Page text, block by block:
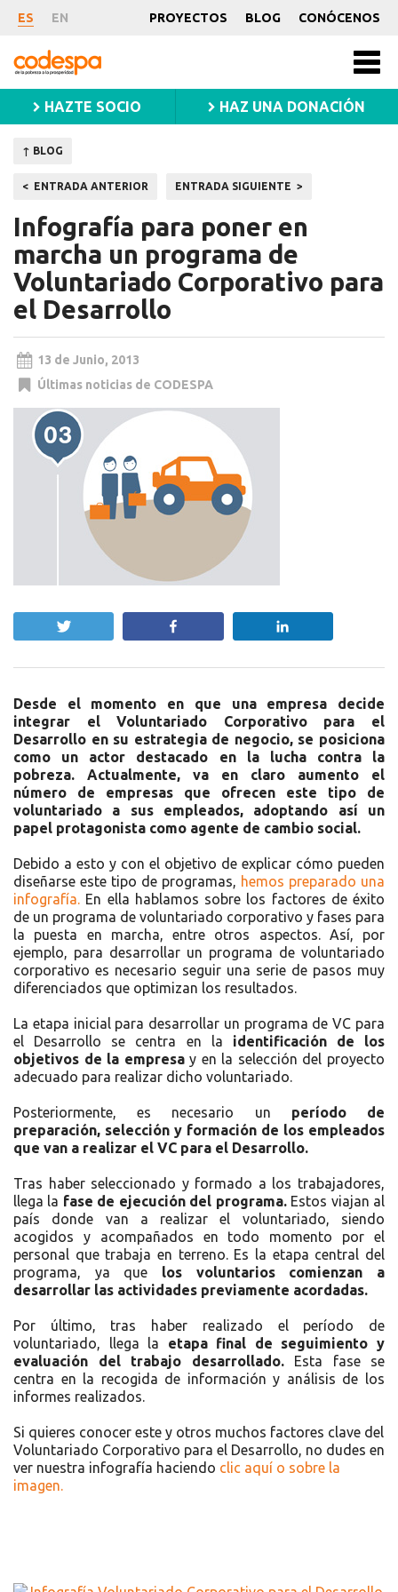
Noticia
ES EN PROYECTOS BLOG CONÓCENOS
CODESPA
HAZTE SOCIO HAZ UNA DONACIÓN
↑ BLOG
Navegación
de
entradas
ENTRADA ANTERIOR ENTRADA SIGUIENTE
Infografía para poner en
marcha un programa de
Voluntariado Corporativo para
el Desarrollo
13 de Junio, 2013
Últimas noticias de CODESPA
Desde el momento en que una empresa decide
integrar el Voluntariado Corporativo para el
Desarrollo en su estrategia de negocio, se posiciona
como un actor destacado en la lucha contra la
pobreza. Actualmente, va en claro aumento el
número de empresas que ofrecen este tipo de
voluntariado a sus empleados, adoptando así un
papel protagonista como agente de cambio social.
Debido a esto y con el objetivo de explicar cómo pueden
diseñarse este tipo de programas, hemos preparado una
infografía. En ella hablamos sobre los factores de éxito
de un programa de voluntariado corporativo y fases para
la puesta en marcha, entre otros aspectos. Así, por
ejemplo, para desarrollar un programa de voluntariado
corporativo es necesario seguir una serie de pasos muy
diferenciados que optimizan los resultados.
La etapa inicial para desarrollar un programa de VC para
el Desarrollo se centra en la identificación de los
objetivos de la empresay en la selección del proyecto
adecuado para realizar dicho voluntariado.
Posteriormente, es necesario un período de
preparación, selección y formación de los empleados
que van a realizar el VC para el Desarrollo.
Tras haber seleccionado y formado a los trabajadores,
llega la fase de ejecución del programa.Estos viajan al
país donde van a realizar el voluntariado, siendo
acogidos y acompañados en todo momento por el
personal que trabaja en terreno. Es la etapa central del
programa, ya que los voluntarios comienzan a
desarrollar las actividades previamente acordadas.
Por último, tras haber realizado el período de
voluntariado, llega la etapa final de seguimiento y
evaluación del trabajo desarrollado.Esta fase se
centra en la recogida de información y análisis de los
informes realizados.
Si quieres conocer este y otros muchos factores clave del
Voluntariado Corporativo para el Desarrollo, no dudes en
ver nuestra infografía haciendo clic aquí o sobre la
imagen.